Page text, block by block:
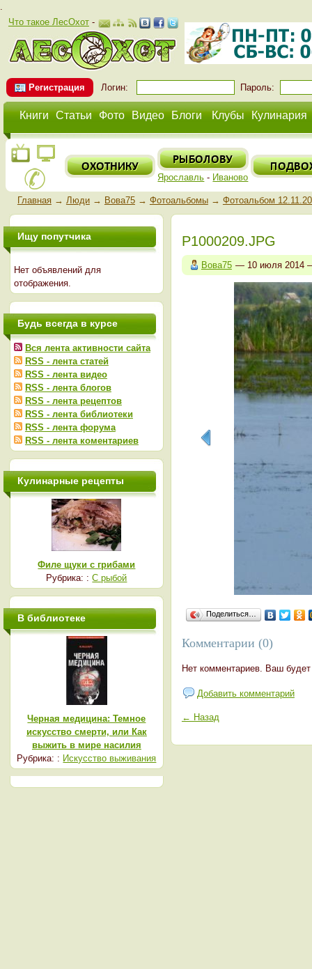
.
Что такое ЛесОхот-
Регистрация Логин: Пароль:
Книги Статьи Фото Видео Блоги Клубы Кулинария
Ярославль - Иваново
Главная→ Люди→ Вова75→ Фотоальбомы→ Фотоальбом
P1000209.JPG
Вова75 — 10 июля 2014
Поделиться…
Комментарии (0)
Нет комментариев. Ваш
Добавить комментарий
← Назад
Ищу попутчика
Нет объявлений для
отображения.
Будь всегда в курсе
Вся лента активности сайта
RSS - лента статей
RSS - лента видео
RSS - лента блогов
RSS - лента рецептов
RSS - лента библиотеки
RSS - лента форума
RSS - лента коментариев
Кулинарные рецепты
Филе щуки с грибами
Рубрика: :С рыбой
В библиотеке
Черная медицина: Темное
искусство смерти, или Как
выжить в мире насилия
Рубрика: : Искусство выживания